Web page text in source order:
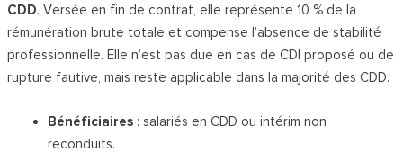
CDD. Versée en fin de contrat, elle représente 10 % de la
rémunération brute totale et compense l’absence de stabilité
professionnelle. Elle n’est pas due en cas de CDI proposé ou de
rupture fautive, mais reste applicable dans la majorité des CDD.
Bénéficiaires : salariés en CDD ou intérim non
reconduits.